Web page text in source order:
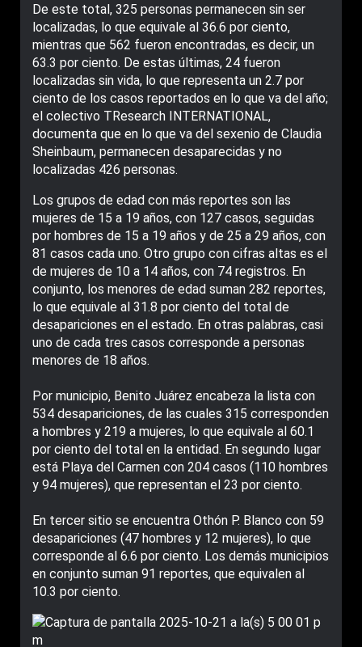
De este total, 325 personas permanecen sin ser
localizadas, lo que equivale al 36.6 por ciento,
mientras que 562 fueron encontradas, es decir, un
63.3 por ciento. De estas últimas, 24 fueron
localizadas sin vida, lo que representa un 2.7 por
ciento de los casos reportados en lo que va del año;
el colectivo TResearch INTERNATIONAL,
documenta que en lo que va del sexenio de Claudia
Sheinbaum, permanecen desaparecidas y no
localizadas 426 personas.
Los grupos de edad con más reportes son las
mujeres de 15 a 19 años, con 127 casos, seguidas
por hombres de 15 a 19 años y de 25 a 29 años, con
81 casos cada uno. Otro grupo con cifras altas es el
de mujeres de 10 a 14 años, con 74 registros. En
conjunto, los menores de edad suman 282 reportes,
lo que equivale al 31.8 por ciento del total de
desapariciones en el estado. En otras palabras, casi
uno de cada tres casos corresponde a personas
menores de 18 años.
Por municipio, Benito Juárez encabeza la lista con
534 desapariciones, de las cuales 315 corresponden
a hombres y 219 a mujeres, lo que equivale al 60.1
por ciento del total en la entidad. En segundo lugar
está Playa del Carmen con 204 casos (110 hombres
y 94 mujeres), que representan el 23 por ciento.
En tercer sitio se encuentra Othón P. Blanco con 59
desapariciones (47 hombres y 12 mujeres), lo que
corresponde al 6.6 por ciento. Los demás municipios
en conjunto suman 91 reportes, que equivalen al
10.3 por ciento.